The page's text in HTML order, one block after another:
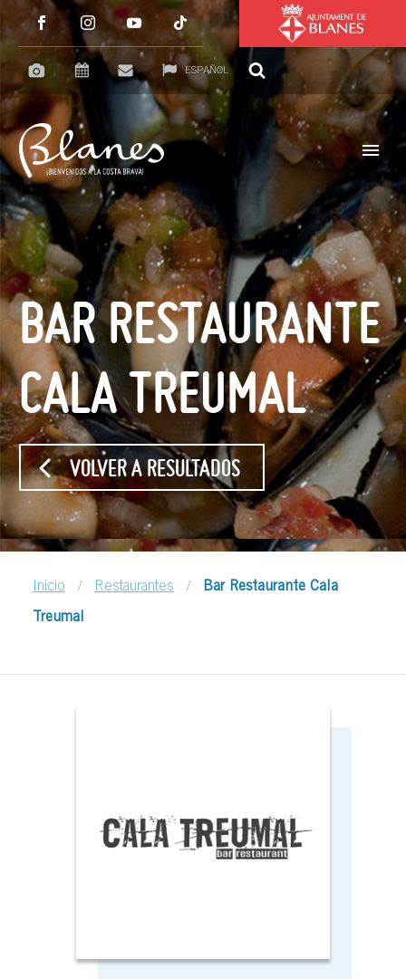
ESPAÑOL
BAR RESTAURANTE
CALA TREUMAL
VOLVER A RESULTADOS
Inicio / Restaurantes / Bar Restaurante Cala
Treumal